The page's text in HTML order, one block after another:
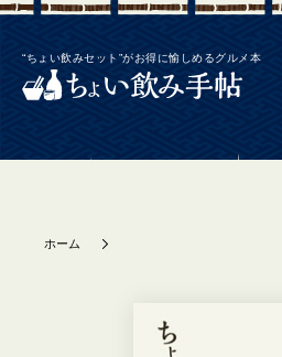
“ちょい飲みセット”がお得に愉しめるグルメ本
ホーム